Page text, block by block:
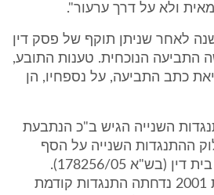
ולא על דרך ערעור".
11.10.06 (כשנה לאחר שניתן תוקף של פסק דין
התביעה הנוכחית. טענות התובע,
כתב התביעה, על נספחיו, הן
השנייה הגיש ב"כ הנתבעת
ההתנגדות השנייה על הסף
בשל קיומו של מעשה בית דין (בש"א 178256/05).
בבקשה נטען כי בשנת 2001 נדחתה התנגדות קודמת